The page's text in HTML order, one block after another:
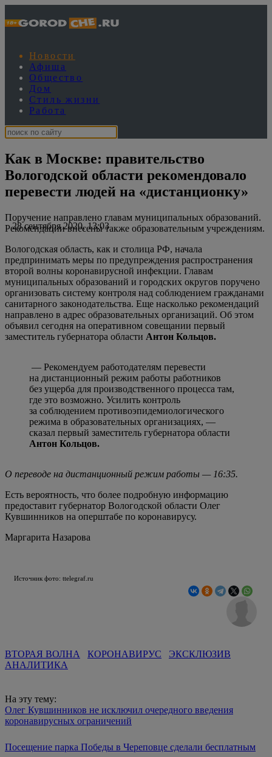
Новости
Афиша
Общество
Дом
Стиль жизни
Работа
Как в Москве: правительство
Вологодской области рекомендовало
перевести людей на «дистанционку»
28 сентября 2020, 13:03
Поручение направлено главам муниципальных образований.
Рекомендации внесены также образовательным учреждениям.
Вологодская область, как и столица РФ, начала
предпринимать меры по предупреждения распространения
второй волны коронавирусной инфекции. Главам
муниципальных образований и городских округов поручено
организовать систему контроля над соблюдением гражданами
санитарного законодательства. Еще насколько рекомендаций
направлено в адрес образовательных организаций. Об этом
объявил сегодня на оперативном совещании первый
заместитель губернатора области Антон Кольцов.
— Рекомендуем работодателям перевести
на дистанционный режим работы работников
без ущерба для производственного процесса там,
где это возможно. Усилить контроль
за соблюдением противоэпидемиологического
режима в образовательных организациях, —
сказал первый заместитель губернатора области
Антон Кольцов.
О переводе на дистанционный режим работы — 16:35.
Есть вероятность, что более подробную информацию
предоставит губернатор Вологодской области Олег
Кувшинников на оперштабе по коронавирусу.
Маргарита Назарова
Источник фото: ttelegraf.ru
ВТОРАЯ ВОЛНА КОРОНАВИРУС
ЭКСКЛЮЗИВ
АНАЛИТИКА
На эту тему:
Олег Кувшинников не исключил очередного введения
коронавирусных ограничений
Посещение парка Победы в Череповце сделали бесплатным